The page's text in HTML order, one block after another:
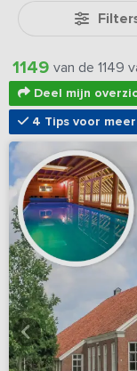
1149 van de 1149
Deel mijn
4 Tips voor